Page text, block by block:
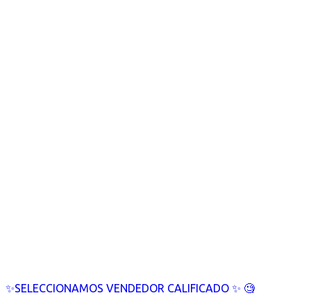
✨SELECCIONAMOS VENDEDOR CALIFICADO ✨ 🧐